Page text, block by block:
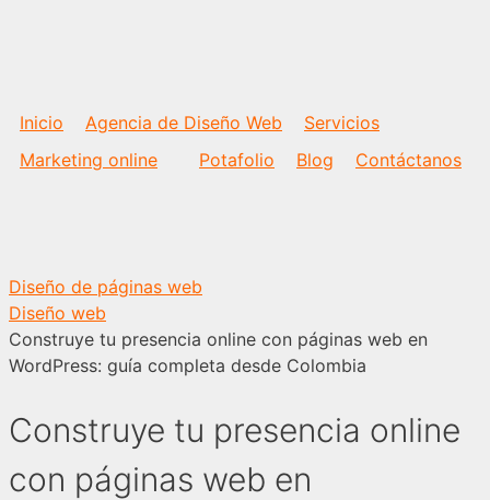
Inicio Agencia de Diseño Web
Servicios
Marketing online
Potafolio Blog Contáctanos
Diseño de páginas web
Diseño web
Construye tu presencia online con páginas web en
WordPress: guía completa desde Colombia
Construye tu presencia online
con páginas web en